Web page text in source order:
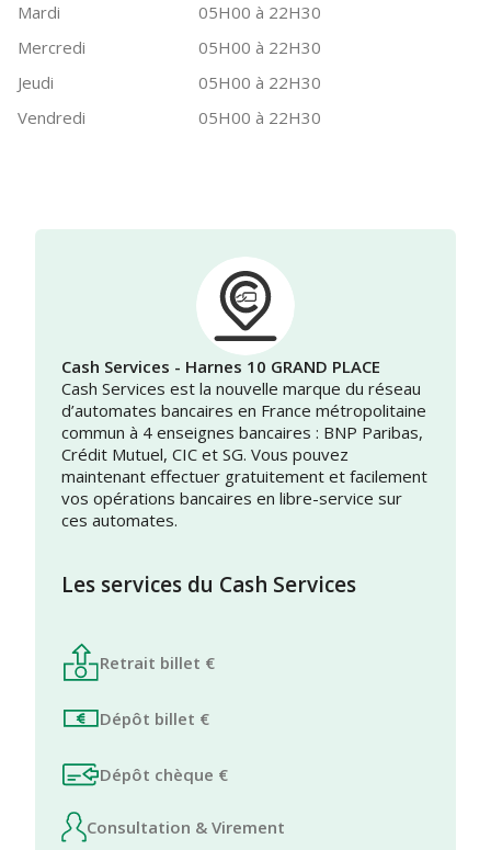
Mardi
05H00 à 22H30
Mercredi
05H00 à 22H30
Jeudi
05H00 à 22H30
Vendredi
05H00 à 22H30
Cash Services - Harnes 10 GRAND PLACE
Cash Services est la nouvelle marque du réseau
d’automates bancaires en France métropolitaine
commun à 4 enseignes bancaires : BNP Paribas,
Crédit Mutuel, CIC et SG. Vous pouvez
maintenant effectuer gratuitement et facilement
vos opérations bancaires en libre-service sur
ces automates.
Les services du Cash Services
Retrait billet €
Dépôt billet €
Dépôt chèque €
Consultation & Virement